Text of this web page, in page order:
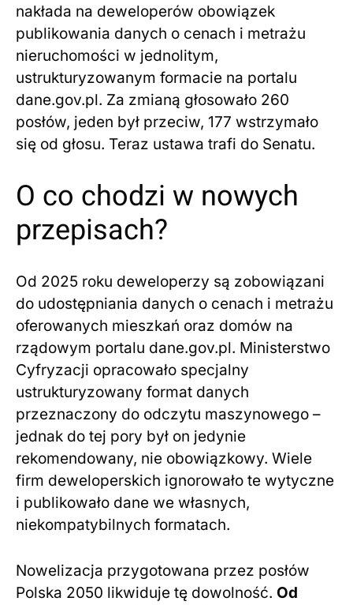
nakłada na deweloperów obowiązek
publikowania danych o cenach i metrażu
nieruchomości w jednolitym,
ustrukturyzowanym formacie na portalu
dane.gov.pl. Za zmianą głosowało 260
posłów, jeden był przeciw, 177 wstrzymało
się od głosu. Teraz ustawa trafi do Senatu.
O co chodzi w nowych
przepisach?
Od 2025 roku deweloperzy są zobowiązani
do udostępniania danych o cenach i metrażu
oferowanych mieszkań oraz domów na
rządowym portalu dane.gov.pl. Ministerstwo
Cyfryzacji opracowało specjalny
ustrukturyzowany format danych
przeznaczony do odczytu maszynowego –
jednak do tej pory był on jedynie
rekomendowany, nie obowiązkowy. Wiele
firm deweloperskich ignorowało te wytyczne
i publikowało dane we własnych,
niekompatybilnych formatach.
Nowelizacja przygotowana przez posłów
Polska 2050 likwiduje tę dowolność. Od